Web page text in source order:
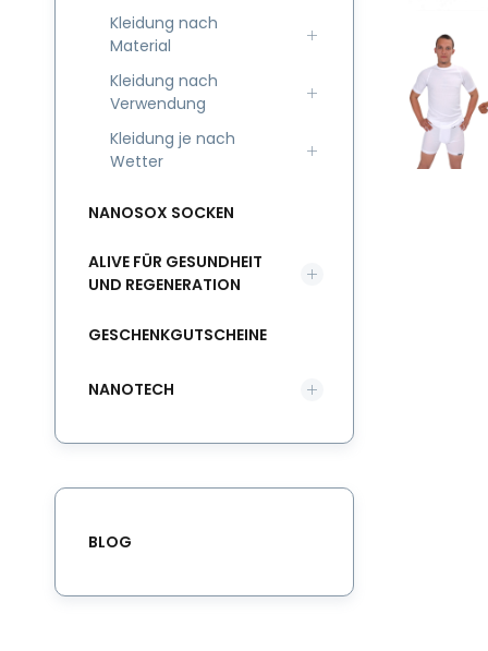
Kleidung nach
Material
Kleidung nach
Verwendung
Kleidung je nach
Wetter
NANOSOX SOCKEN
ALIVE FÜR GESUNDHEIT
UND REGENERATION
GESCHENKGUTSCHEINE
NANOTECH
BLOG